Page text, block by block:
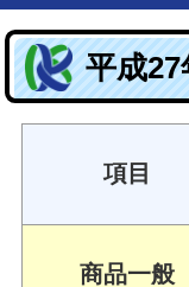
平成
項目
商品一般